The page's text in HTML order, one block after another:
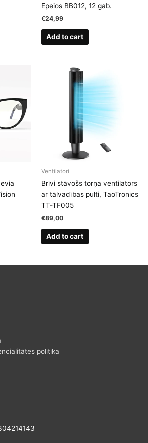
Epeios BB012, 12 gab.
€24,99
Add to cart
Ventilatori
Brīvi stāvošs torņa ventilators
ar tālvadības pulti, TaoTronics
TT-TF005
€89,00
Add to cart
politika